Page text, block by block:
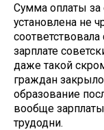
Сумма оплаты за
установлена не
зарплате
даже такой
граждан
образование
вообще
трудодни.